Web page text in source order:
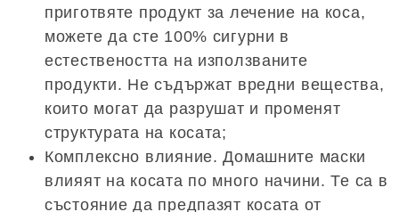
приготвяте продукт за лечение на коса,
можете да сте 100% сигурни в
естествеността на използваните
продукти. Не съдържат вредни вещества,
които могат да разрушат и променят
структурата на косата;
Комплексно влияние. Домашните маски
влияят на косата по много начини. Те са в
състояние да предпазят косата от